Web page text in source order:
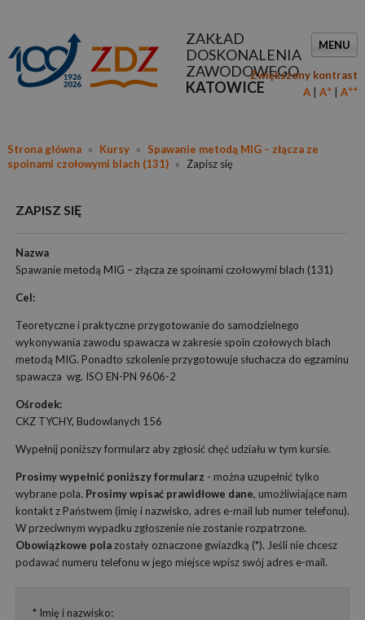
ZAKŁAD
DOSKONALENIA
ZAWODOWEGO
KATOWICE
MENU
Zwiększony kontrast
A
A+ A++
Strona główna » Kursy »
Spawanie metodą MIG – złącza ze
spoinami czołowymi blach (131) » Zapisz się
ZAPISZ SIĘ
Nazwa
Spawanie metodą MIG – złącza ze spoinami czołowymi blach (131)
Cel:
Teoretyczne i praktyczne przygotowanie do samodzielnego
wykonywania zawodu spawacza w zakresie spoin czołowych blach
metodą MIG. Ponadto szkolenie przygotowuje słuchacza do egzaminu
spawacza wg. ISO EN-PN 9606-2
Ośrodek:
CKZ TYCHY, Budowlanych 156
Wypełnij poniższy formularz aby zgłosić chęć udziału w tym kursie.
Prosimy wypełnić poniższy formularz - można uzupełnić tylko
wybrane pola. Prosimy wpisać prawidłowe dane, umożliwiające nam
kontakt z Państwem (imię i nazwisko, adres e-mail lub numer telefonu).
W przeciwnym wypadku zgłoszenie nie zostanie rozpatrzone.
Obowiązkowe polazostały oznaczone gwiazdką (*). Jeśli nie chcesz
podawać numeru telefonu w jego miejsce wpisz swój adres e-mail.
* Imię i nazwisko: